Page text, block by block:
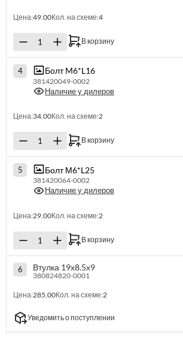
Цена:49.00Кол. на схеме:4
В корзину
4 Болт M6*L16
381420049-0002
Наличие у дилеров
Цена:34.00Кол. на схеме:2
В корзину
5 Болт М6*L25
381420064-0002
Наличие у дилеров
Цена:29.00Кол. на схеме:2
В корзину
6 Втулка 19х8.5х9
380824820-0001
Цена:285.00Кол. на схеме:2
Уведомить о поступлении